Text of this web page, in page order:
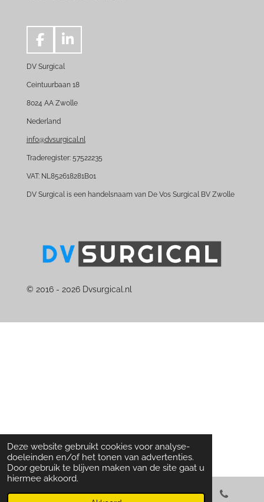
Deze website gebruikt cookies voor analyse-
doeleinden en/of het tonen van advertenties.
Door gebruik te blijven maken van de site gaat u
hiermee akkoord.
F
c
e
o
k
L
n
k
n
DV Surgical
Ceintuurbaan 18
8024 AA Zwolle
Nederland
info@dvsurgical.nl
Traderegister: 57522235
VAT: NL852618281B01
DV Surgical is een handelsnaam van De Vos Surgical BV Zwolle
© 2016 - 2026 Dvsurgical.nl